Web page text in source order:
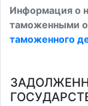
Информация о
таможенными
таможенного